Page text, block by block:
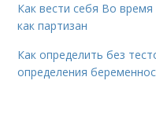
Как вести себя Во
как партизан
Как определить без
определения